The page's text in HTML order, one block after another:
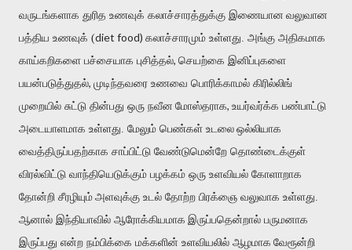
வருடங்களாக துரித உணவுக் கலாச்சாரத்துக்கு இணையான வலுவான
பத்திய உணவுக் (diet food) கலாச்சாரமும் உள்ளது. அங்கு அதிகமாக
காய்கறிகளை பச்சையாக புசித்தல், செயற்கை இனிப்புகளை
பயன்படுத்துதல், முடிந்தவரை உணவை பொரிக்காமல் கிரில்லிங்
முறையில் சுட்டு தின்பது ஒரு நவீன மோஸ்தராக, உயர்வர்க்க பண்பாட்டு
அடையாளமாக உள்ளது. மேலும் பெண்கள் உடலை ஒல்லியாக
வைத்திருப்பதற்காக சாப்பிட்டு வேண்டுமென்றே தொண்டைக்குள்
விரல்விட்டு வாந்தியெடுக்கும் பழக்கம் ஒரு உளவியல் கோளாறாக
தோன்றி சீரழியும் அளவுக்கு உடல் தோற்ற பிரக்ஞை வலுவாக உள்ளது.
ஆனால் இந்தியாவில் ஆரோக்கியமாக இருப்பதென்றால் பருமனாக
இருப்பது என்ற நம்பிக்கை மக்களின் உளவியலில் ஆழமாக வேரூன்றி